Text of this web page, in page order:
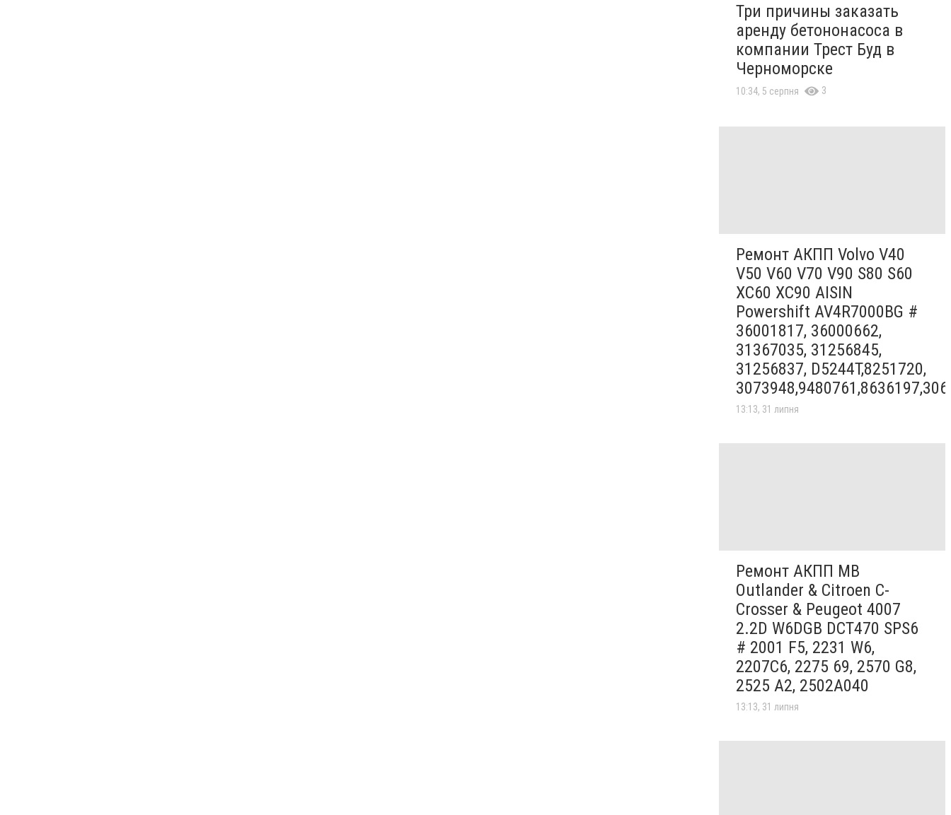
Три причины заказать
аренду бетононасоса в
компании Трест Буд в
Черноморске
10:34, 5 серпня 3
Ремонт АКПП Volvo V40
V50 V60 V70 V90 S80 S60
XC60 XC90 AISIN
Powershift AV4R7000BG #
36001817, 36000662,
31367035, 31256845,
31256837, D5244T,8251720,
13:13, 31 липня
Ремонт АКПП MB
Outlander & Citroen C-
Crosser & Peugeot 4007
2.2D W6DGB DCT470 SPS6
# 2001 F5, 2231 W6,
2207C6, 2275 69, 2570 G8,
2525 A2, 2502A040
13:13, 31 липня